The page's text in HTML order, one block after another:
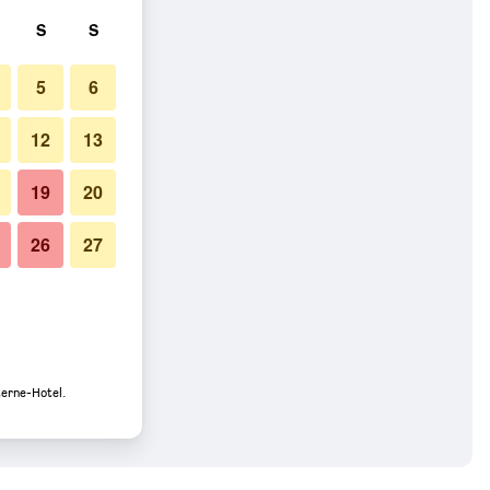
S S
5 6
12 13
19 20
26 27
Hotel.